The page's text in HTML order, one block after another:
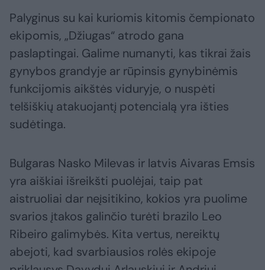
Palyginus su kai kuriomis kitomis čempionato
ekipomis, „Džiugas“ atrodo gana
paslaptingai. Galime numanyti, kas tikrai žais
gynybos grandyje ar rūpinsis gynybinėmis
funkcijomis aikštės viduryje, o nuspėti
telšiškių atakuojantį potencialą yra išties
sudėtinga.
Bulgaras Nasko Milevas ir latvis Aivaras Emsis
yra aiškiai išreikšti puolėjai, taip pat
aistruoliai dar neįsitikino, kokios yra puolime
svarios įtakos galinčio turėti brazilo Leo
Ribeiro galimybės. Kita vertus, nereiktų
abejoti, kad svarbiausios rolės ekipoje